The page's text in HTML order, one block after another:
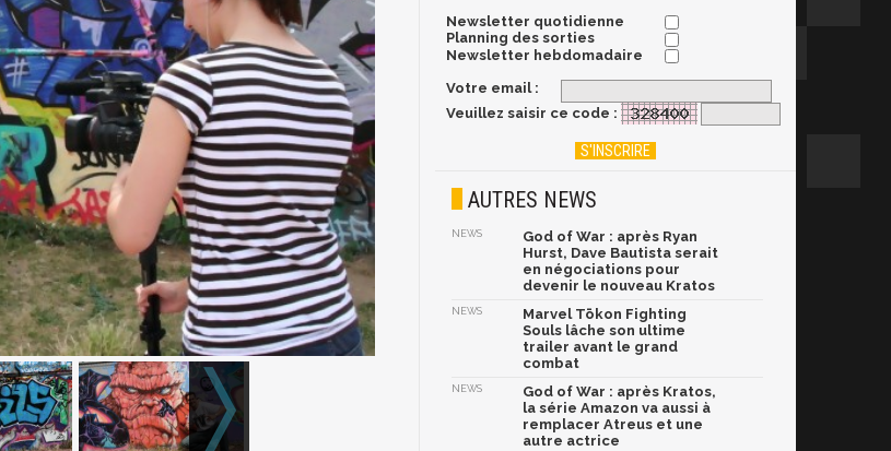
Newsletter quotidienne
Planning des sorties
Newsletter hebdomadaire
Votre email :
Veuillez saisir ce code :
AUTRES NEWS
NEWS
God of War : après Ryan
Hurst, Dave Bautista serait
en négociations pour
devenir le nouveau Kratos
NEWS
Marvel Tōkon Fighting
Souls lâche son ultime
trailer avant le grand
combat
NEWS
God of War : après Kratos,
la série Amazon va aussi à
remplacer Atreus et une
autre actrice